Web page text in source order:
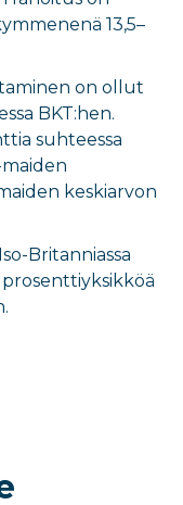
13,5–
on ollut
BKT:hen.
suhteessa
keskiarvon
Britanniassa